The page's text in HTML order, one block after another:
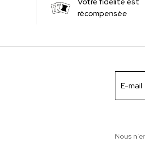
récompensée
Nous